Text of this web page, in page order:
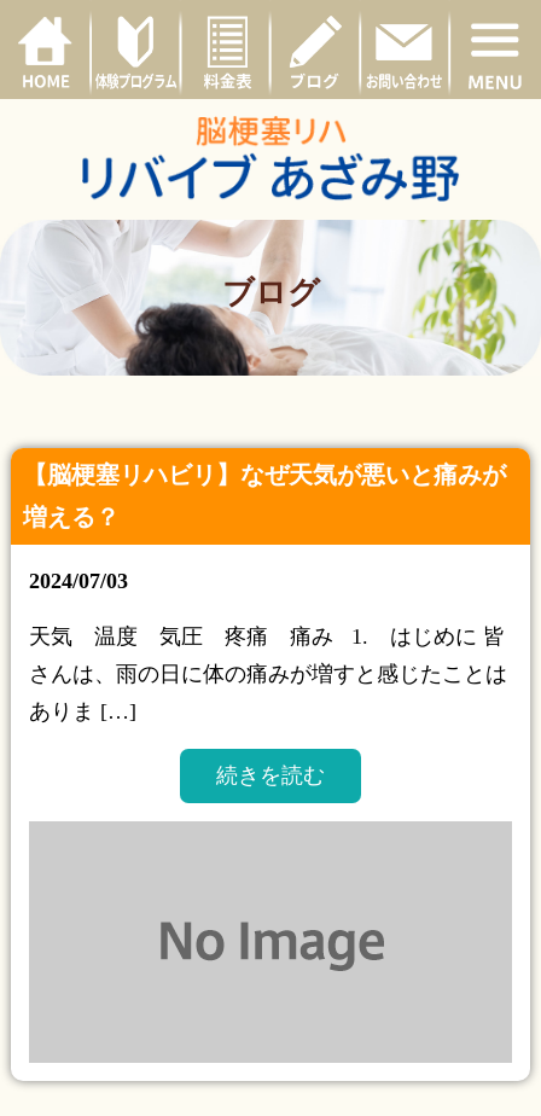
ブログ
【脳梗塞リハビリ】なぜ天気が悪いと痛みが
増える？
2024/07/03
天気 温度 気圧 疼痛 痛み 1. はじめに 皆
さんは、雨の日に体の痛みが増すと感じたことは
ありま […]
続きを読む